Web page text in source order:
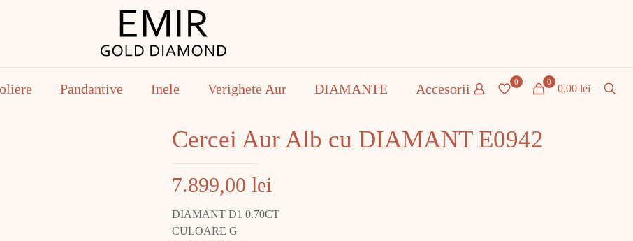
Pandantive Inele Verighete Aur DIAMANTE Accesorii 0 0
0,00 lei
Cercei Aur Alb cu DIAMANT E0942
7.899,00 lei
DIAMANT D1 0.70CT
CULOARE G